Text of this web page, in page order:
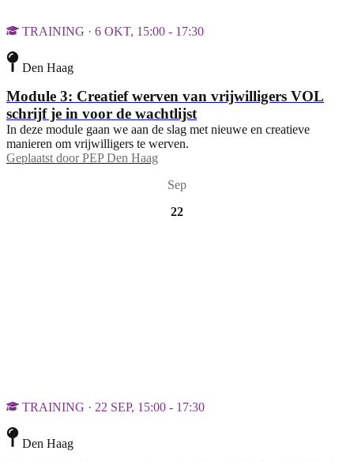
TRAINING · 6 OKT, 15:00 - 17:30
Den Haag
Module 3: Creatief werven van vrijwilligers VOL
schrijf je in voor de wachtlijst
In deze module gaan we aan de slag met nieuwe en creatieve
manieren om vrijwilligers te werven.
Geplaatst door PEP Den Haag
Sep
22
TRAINING · 22 SEP, 15:00 - 17:30
Den Haag